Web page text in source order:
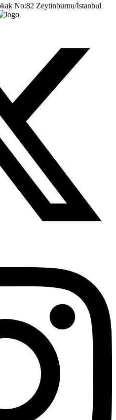
No:82 Zeytinburnu/İstanbul